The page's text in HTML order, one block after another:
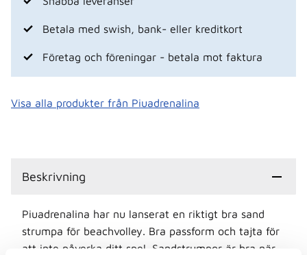
Visa alla produkter från Piuadrenalina
Betala med swish, bank- eller kreditkort
Företag och föreningar - betala mot faktura
Beskrivning
Piuadrenalina har nu lanserat en riktigt bra sand
strumpa för beachvolley. Bra passform och tajta för
att inte påverka ditt spel. Sandstrumpor är bra när